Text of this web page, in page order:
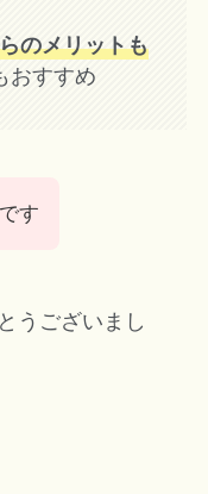
のメリットも
おすすめ
す
うございまし